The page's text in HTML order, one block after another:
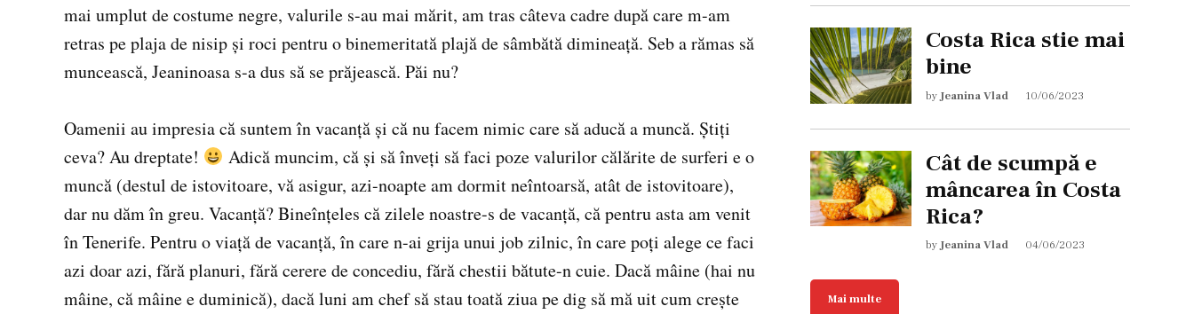
mai umplut de costume negre, valurile s-au mai mărit, am tras câteva cadre după care m-am
retras pe plaja de nisip şi roci pentru o binemeritată plajă de sâmbătă dimineaţă. Seb a rămas să
muncească, Jeaninoasa s-a dus să se prăjească. Păi nu?
Oamenii au impresia că suntem în vacanţă şi că nu facem nimic care să aducă a muncă. Ştiţi
ceva? Au dreptate!
Adică muncim, că şi să înveţi să faci poze valurilor călărite de surferi e o
muncă (destul de istovitoare, vă asigur, azi-noapte am dormit neîntoarsă, atât de istovitoare),
dar nu dăm în greu. Vacanţă? Bineînţeles că zilele noastre-s de vacanţă, că pentru asta am venit
în Tenerife. Pentru o viaţă de vacanţă, în care n-ai grija unui job zilnic, în care poţi alege ce faci
azi doar azi, fără planuri, fără cerere de concediu, fără chestii bătute-n cuie. Dacă mâine (hai nu
mâine, că mâine e duminică), dacă luni am chef să stau toată ziua pe dig să mă uit cum creşte
Costa Rica stie mai
bine
by Jeanina Vlad 10/06/2023
Cât de scumpă e
mâncarea în Costa
Rica?
by Jeanina Vlad 04/06/2023
Mai multe